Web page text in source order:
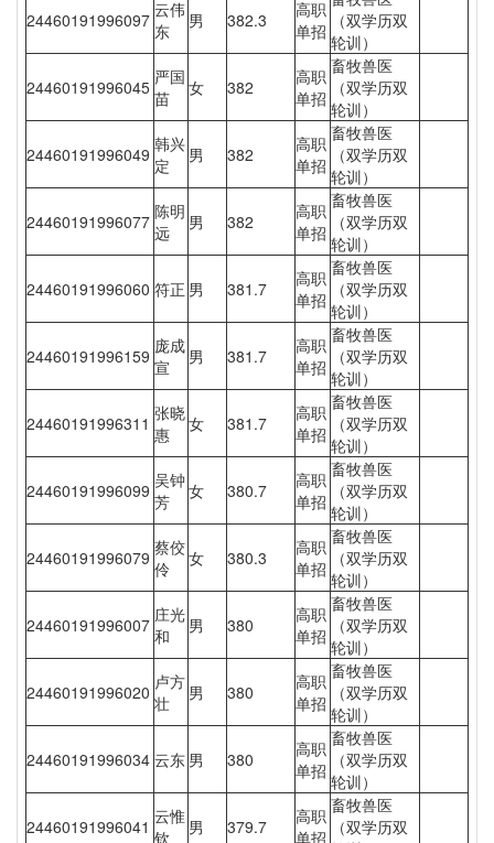
24460191996097 云伟
东
男 382.3
高职
单招
（双学历双
轮训）
24460191996045 严国
苗
女 382
高职
单招
畜牧兽医
（双学历双
轮训）
24460191996049 韩兴
定
男 382
高职
单招
畜牧兽医
（双学历双
轮训）
24460191996077 陈明
远
男 382
高职
单招
畜牧兽医
（双学历双
轮训）
24460191996060 符正 男 381.7
高职
单招
畜牧兽医
（双学历双
轮训）
24460191996159 庞成
宣
男 381.7
高职
单招
畜牧兽医
（双学历双
轮训）
24460191996311 张晓
惠
女 381.7
高职
单招
畜牧兽医
（双学历双
轮训）
24460191996099 吴钟
芳
女 380.7
高职
单招
畜牧兽医
（双学历双
轮训）
24460191996079 蔡佼
伶
女 380.3
高职
单招
畜牧兽医
（双学历双
轮训）
24460191996007 庄光
和
男 380
高职
单招
畜牧兽医
（双学历双
轮训）
24460191996020 卢方
壮
男 380
高职
单招
畜牧兽医
（双学历双
轮训）
24460191996034 云东 男 380
高职
单招
畜牧兽医
（双学历双
轮训）
24460191996041 云惟
钦
男 379.7
高职
单招
畜牧兽医
（双学历双